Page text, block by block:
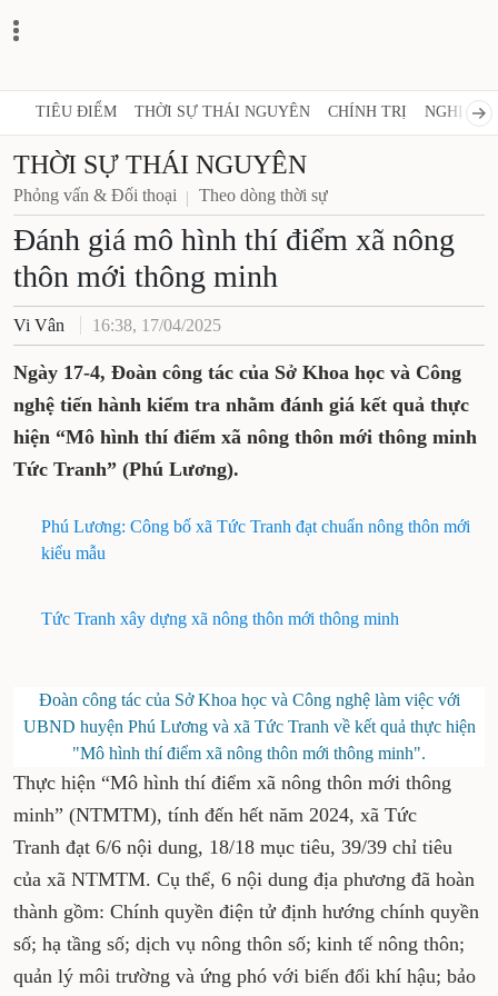
TIÊU ĐIỂM THỜI SỰ THÁI NGUYÊN CHÍNH TRỊ NGHỊ
THỜI SỰ THÁI NGUYÊN
Phỏng vấn & Đối thoại Theo dòng thời sự
Đánh giá mô hình thí điểm xã nông
thôn mới thông minh
Vi Vân 16:38, 17/04/2025
Ngày 17-4, Đoàn công tác của Sở Khoa học và Công
nghệ tiến hành kiểm tra nhằm đánh giá kết quả thực
hiện “Mô hình thí điểm xã nông thôn mới thông minh
Tức Tranh” (Phú Lương).
Phú Lương: Công bố xã Tức Tranh đạt chuẩn nông thôn mới
kiểu mẫu
Tức Tranh xây dựng xã nông thôn mới thông minh
Đoàn công tác của Sở Khoa học và Công nghệ làm việc với
UBND huyện Phú Lương và xã Tức Tranh về kết quả thực hiện
"Mô hình thí điểm xã nông thôn mới thông minh".
Thực hiện “Mô hình thí điểm xã nông thôn mới thông
minh” (NTMTM), tính đến hết năm 2024, xã Tức
Tranh đạt 6/6 nội dung, 18/18 mục tiêu, 39/39 chỉ tiêu
của xã NTMTM. Cụ thể, 6 nội dung địa phương đã hoàn
thành gồm: Chính quyền điện tử định hướng chính quyền
số; hạ tầng số; dịch vụ nông thôn số; kinh tế nông thôn;
quản lý môi trường và ứng phó với biến đổi khí hậu; bảo